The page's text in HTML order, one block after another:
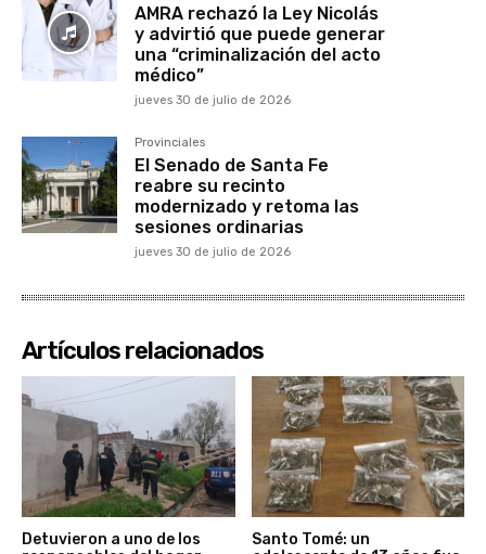
AMRA rechazó la Ley Nicolás
y advirtió que puede generar
una “criminalización del acto
médico”
jueves 30 de julio de 2026
Provinciales
El Senado de Santa Fe
reabre su recinto
modernizado y retoma las
sesiones ordinarias
jueves 30 de julio de 2026
Artículos relacionados
Detuvieron a uno de los
Santo Tomé: un